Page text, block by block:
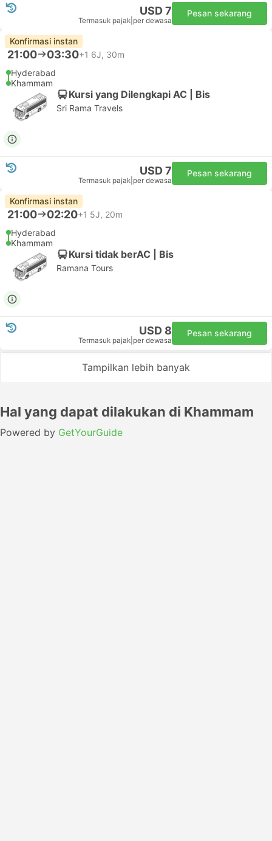
USD 7
Termasuk pajak per dewasa
Pesan sekarang
Konfirmasi instan
21:00 03:30+1 6J, 30m
Hyderabad
Khammam
Kursi yang Dilengkapi AC | Bis
Sri Rama Travels
USD 7
Termasuk pajak per dewasa
Pesan sekarang
Konfirmasi instan
21:00 02:20+1 5J, 20m
Hyderabad
Khammam
Kursi tidak berAC | Bis
Ramana Tours
USD 8
Termasuk pajak per dewasa
Pesan sekarang
Tampilkan lebih banyak
Hal yang dapat dilakukan di Khammam
Powered by GetYourGuide